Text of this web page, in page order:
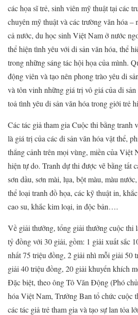
các họa sĩ trẻ, sinh viên mỹ thuật tại các
chuyên mỹ thuật và các trường văn hóa –
cả nước, du học sinh Việt Nam ở nước
thể hiện tình yêu với di sản văn hóa, thể
trong những sáng tác hội họa của mình.
động viên và tạo nên phong trào yêu di
và tôn vinh những giá trị vô giá của di
toả tình yêu di sản văn hóa trong giới trẻ
Các tác giả tham gia Cuộc thi bằng tranh
là giá trị của các di sản văn hóa vật thể,
thắng cảnh trên mọi vùng, miền của Việt
hiện tự do. Tranh dự thi được vẽ bằng tất
sơn dầu, sơn mài, lụa, bột màu, màu
thể loại tranh đồ họa, các kỹ thuật in,
cao su, khắc kim loại, in độc bản….
Về giải thưởng, tổng giải thưởng cuộc thi
tỷ đồng với 30 giải, gồm: 1 giải xuất sắc
nhất 75 triệu đồng, 2 giải nhì mỗi giải 50
giải 40 triệu đồng, 20 giải khuyến khích
Đặc biệt, theo ông Tô Văn Động (Phó
hóa Việt Nam, Trưởng Ban tổ chức cuộc
các tác giả trẻ tham gia và tạo sự lan tỏa